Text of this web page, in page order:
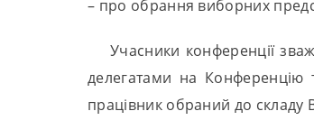
– про обрання виборних
Учасники конференції
делегатами на Конференцію
працівник обраний до складу